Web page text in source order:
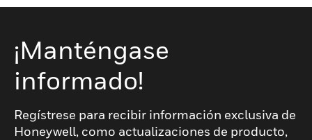
¡Manténgase
informado!
Regístrese para recibir información exclusiva de
Honeywell, como actualizaciones de producto,